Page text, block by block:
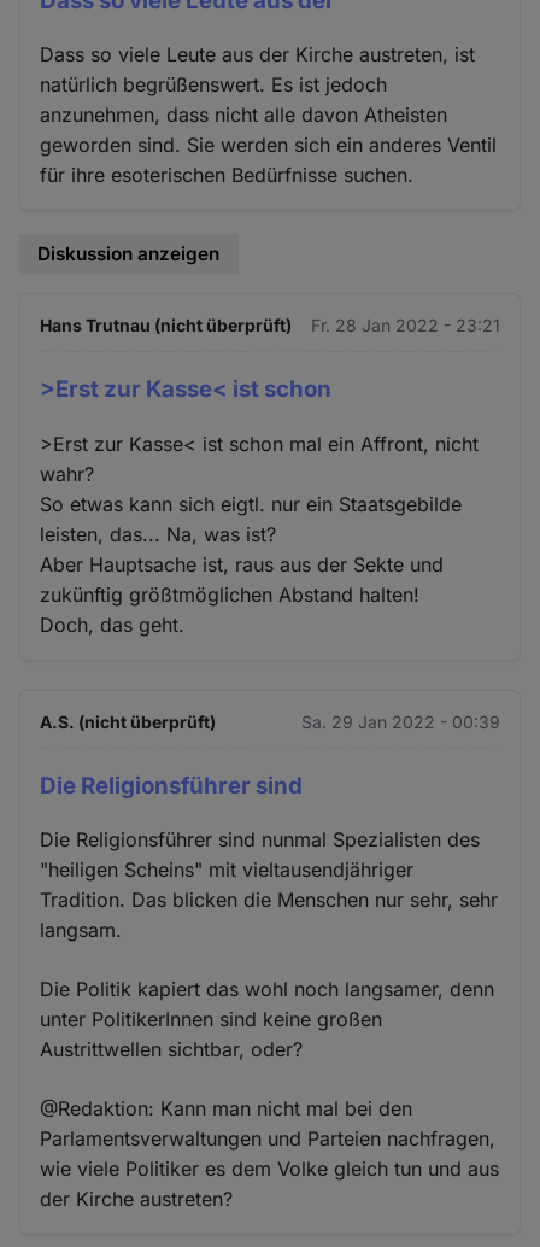
Dass so viele Leute aus der Kirche austreten, ist
natürlich begrüßenswert. Es ist jedoch
anzunehmen, dass nicht alle davon Atheisten
geworden sind. Sie werden sich ein anderes Ventil
für ihre esoterischen Bedürfnisse suchen.
Diskussion anzeigen
Hans Trutnau (nicht überprüft) Fr. 28 Jan 2022 - 23:21
>Erst zur Kasse< ist schon
>Erst zur Kasse< ist schon mal ein Affront, nicht
wahr?
So etwas kann sich eigtl. nur ein Staatsgebilde
leisten, das... Na, was ist?
Aber Hauptsache ist, raus aus der Sekte und
zukünftig größtmöglichen Abstand halten!
Doch, das geht.
A.S. (nicht überprüft) Sa. 29 Jan 2022 - 00:39
Die Religionsführer sind
Die Religionsführer sind nunmal Spezialisten des
"heiligen Scheins" mit vieltausendjähriger
Tradition. Das blicken die Menschen nur sehr, sehr
langsam.
Die Politik kapiert das wohl noch langsamer, denn
unter PolitikerInnen sind keine großen
Austrittwellen sichtbar, oder?
@Redaktion: Kann man nicht mal bei den
Parlamentsverwaltungen und Parteien nachfragen,
wie viele Politiker es dem Volke gleich tun und aus
der Kirche austreten?